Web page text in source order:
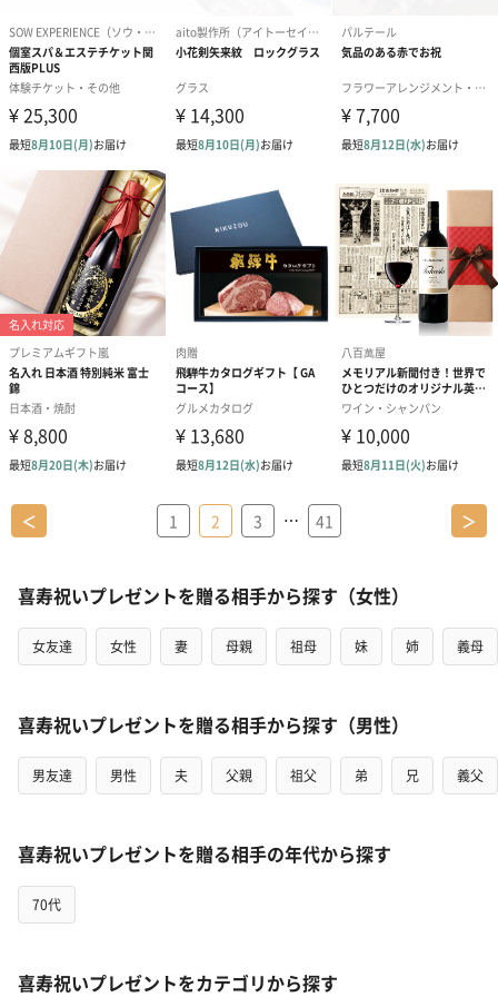
＜ 1 2 3 … 41 ＞
喜寿祝いプレゼントを贈る相手から探す（女性）
女友達 女性 妻 母親 祖母 妹 姉 義母
喜寿祝いプレゼントを贈る相手から探す（男性）
男友達 男性 夫 父親 祖父 弟 兄 義父
喜寿祝いプレゼントを贈る相手の年代から探す
70代
喜寿祝いプレゼントをカテゴリから探す